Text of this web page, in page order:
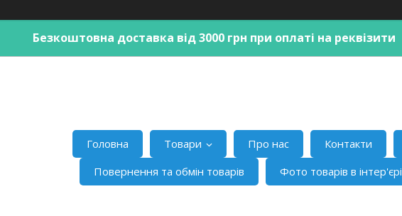
Безкоштовна доставка від 3000 грн при оплаті на реквізити
Головна Товари Про нас Контакти
Повернення та обмін товарів
Фото товарів в інтер'єрі